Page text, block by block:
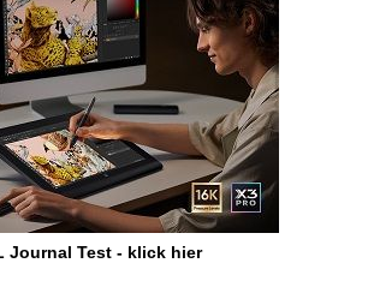
Journal Test - klick hier